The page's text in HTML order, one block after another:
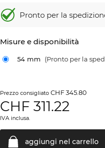
Pronto per la
Misure e disponibilità
54 mm (Pronto per la
Prezzo consigliatoCHF 345.80
CHF311.22
IVA inclusa.
aggiungi nel carrello